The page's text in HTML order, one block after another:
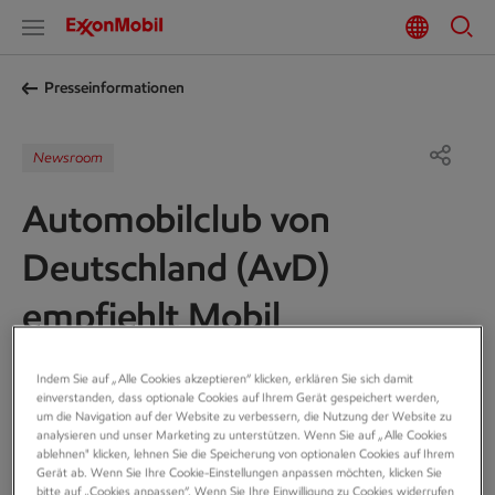
Presseinformationen
Newsroom
Automobilclub von
Deutschland (AvD)
empfiehlt Mobil
Schmierstoffe
Neuigkeiten
20 Feb., 2018
Indem Sie auf „Alle Cookies akzeptieren“ klicken, erklären Sie sich damit
einverstanden, dass optionale Cookies auf Ihrem Gerät gespeichert werden,
um die Navigation auf der Website zu verbessern, die Nutzung der Website zu
analysieren und unser Marketing zu unterstützen. Wenn Sie auf „Alle Cookies
ablehnen" klicken, lehnen Sie die Speicherung von optionalen Cookies auf Ihrem
Gerät ab. Wenn Sie Ihre Cookie-Einstellungen anpassen möchten, klicken Sie
bitte auf „Cookies anpassen“. Wenn Sie Ihre Einwilligung zu Cookies widerrufen